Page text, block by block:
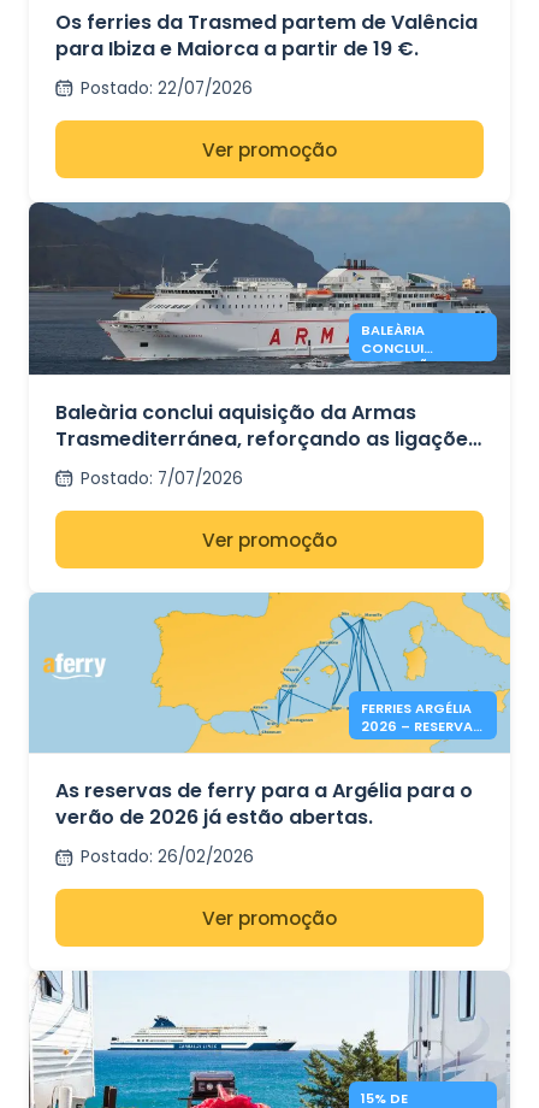
Os ferries da Trasmed partem de Valência
para Ibiza e Maiorca a partir de 19 €.
Postado: 22/07/2026
Ver promoção
BALEÀRIA
CONCLUI
AQUISIÇÃO DA
Baleària conclui aquisição da Armas
Trasmediterránea, reforçando as ligações
de ferry entre Espanha e o Norte de África
Postado: 7/07/2026
Ver promoção
FERRIES ARGÉLIA
2026 – RESERVAS
ABERTAS
As reservas de ferry para a Argélia para o
verão de 2026 já estão abertas.
Postado: 26/02/2026
Ver promoção
15% DE